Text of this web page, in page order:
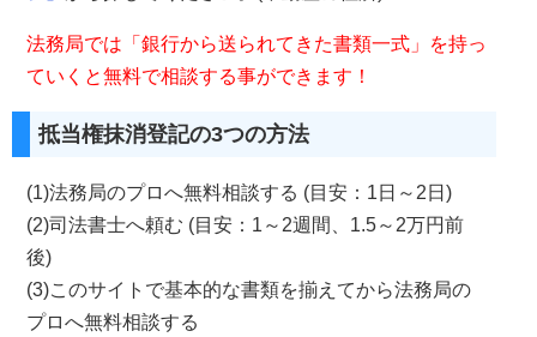
法務局では「銀行から送られてきた書類一式」を持っ
ていくと無料で相談する事ができます！
抵当権抹消登記の3つの方法
(1)法務局のプロへ無料相談する (目安：1日～2日)
(2)司法書士へ頼む (目安：1～2週間、1.5～2万円前
後)
(3)このサイトで基本的な書類を揃えてから法務局の
プロへ無料相談する